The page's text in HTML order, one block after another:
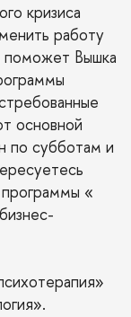
кризиса
работу
поможет Вышка
основной
по субботам и
«
»
».